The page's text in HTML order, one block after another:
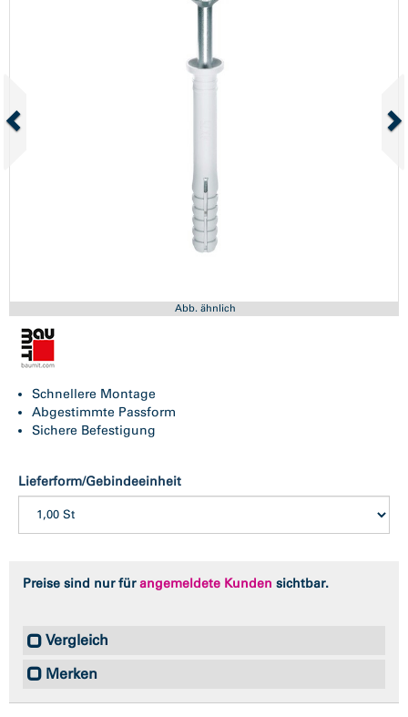
Abb. ähnlich
Schnellere Montage
Abgestimmte Passform
Sichere Befestigung
Lieferform/Gebindeeinheit
Preise sind nur fürangemeldete Kunden sichtbar.
Vergleich
Merken